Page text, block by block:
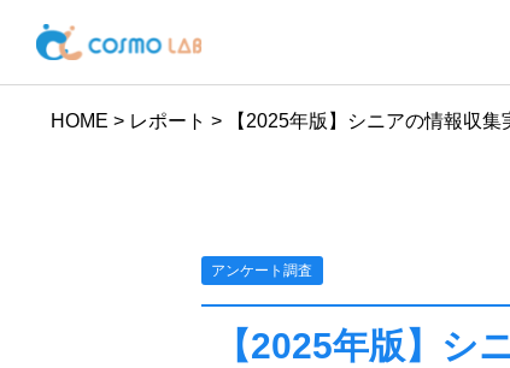
HOME > レポート > 【2025年版】シニアの情報収集
アンケート調査
【2025年版】シ